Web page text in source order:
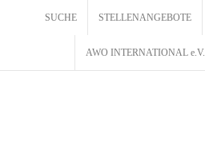
SUCHE STELLENANGEBOTE
AWO INTERNATIONAL e.V.